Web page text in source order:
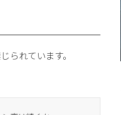
られています。